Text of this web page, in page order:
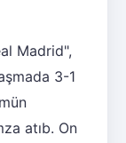
Madrid",
3-1
atıb. On